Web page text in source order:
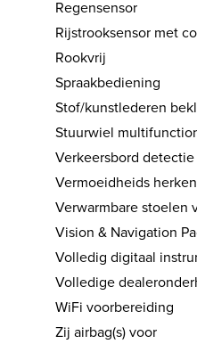
Regensensor
Rijstrooksensor met
Rookvrij
Spraakbediening
Stof/kunstlederen
Stuurwiel
Verkeersbord detectie
Vermoeidheids
Verwarmbare stoelen
Vision & Navigation
Volledig digitaal
Volledige
WiFi voorbereiding
Zij airbag(s) voor